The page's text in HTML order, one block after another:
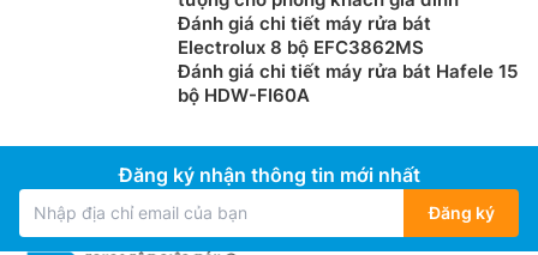
lập tức và chọn mức độ nấu mong muốn cho nồi nấu
mà không phải chờ lâu.
Đánh giá chi tiết máy rửa bát
Electrolux 8 bộ EFC3862MS
Đánh giá chi tiết máy rửa bát Hafele 15
bộ HDW-FI60A
Đăng ký nhận thông tin mới nhất
Đăng ký